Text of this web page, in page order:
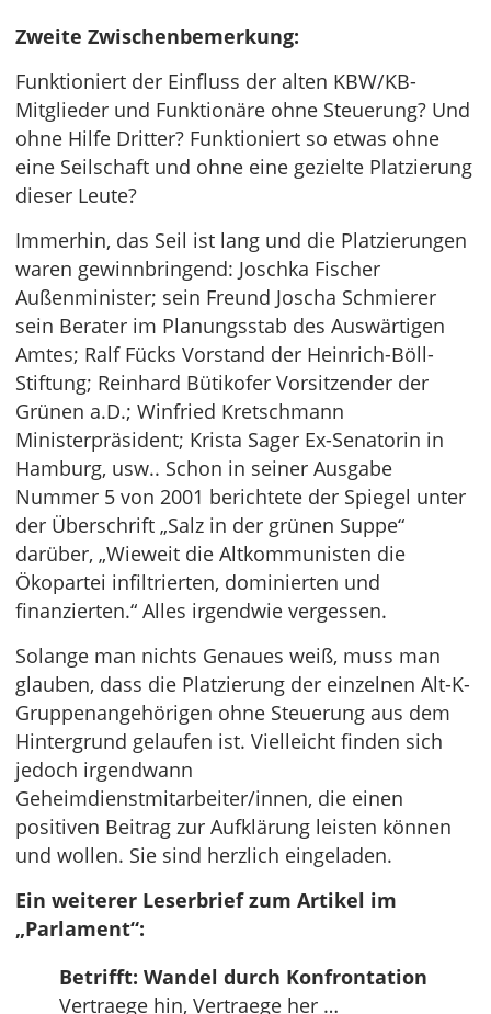
Zweite Zwischenbemerkung:
Funktioniert der Einfluss der alten KBW/KB-
Mitglieder und Funktionäre ohne Steuerung? Und
ohne Hilfe Dritter? Funktioniert so etwas ohne
eine Seilschaft und ohne eine gezielte Platzierung
dieser Leute?
Immerhin, das Seil ist lang und die Platzierungen
waren gewinnbringend: Joschka Fischer
Außenminister; sein Freund Joscha Schmierer
sein Berater im Planungsstab des Auswärtigen
Amtes; Ralf Fücks Vorstand der Heinrich-Böll-
Stiftung; Reinhard Bütikofer Vorsitzender der
Grünen a.D.; Winfried Kretschmann
Ministerpräsident; Krista Sager Ex-Senatorin in
Hamburg, usw.. Schon in seiner Ausgabe
Nummer 5 von 2001 berichtete der Spiegel unter
der Überschrift „Salz in der grünen Suppe“
darüber, „Wieweit die Altkommunisten die
Ökopartei infiltrierten, dominierten und
finanzierten.“ Alles irgendwie vergessen.
Solange man nichts Genaues weiß, muss man
glauben, dass die Platzierung der einzelnen Alt-K-
Gruppenangehörigen ohne Steuerung aus dem
Hintergrund gelaufen ist. Vielleicht finden sich
jedoch irgendwann
Geheimdienstmitarbeiter/innen, die einen
positiven Beitrag zur Aufklärung leisten können
und wollen. Sie sind herzlich eingeladen.
Ein weiterer Leserbrief zum Artikel im
„Parlament“:
Betrifft: Wandel durch Konfrontation
Vertraege hin, Vertraege her …